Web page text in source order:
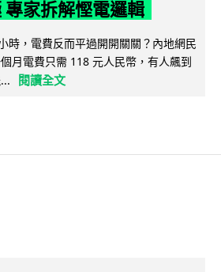
專家拆解慳電邏輯
時，電費反而平過開開關關？內地網民
月電費只需 118 元人民幣，有人飆到
閱讀全文